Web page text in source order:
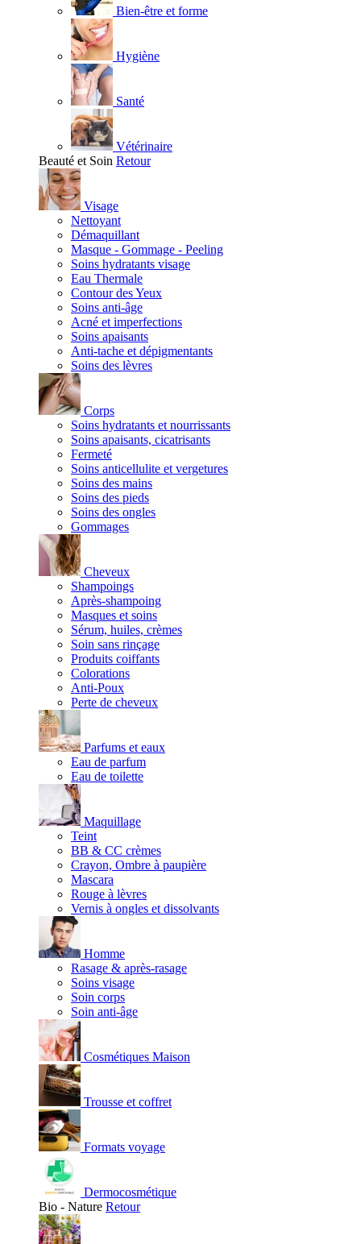
Bien-être et forme
Hygiène
Santé
Vétérinaire
Beauté et Soin Retour
Visage
Nettoyant
Démaquillant
Masque - Gommage - Peeling
Soins hydratants visage
Eau Thermale
Contour des Yeux
Soins anti-âge
Acné et imperfections
Soins apaisants
Anti-tache et dépigmentants
Soins des lèvres
Corps
Soins hydratants et nourrissants
Soins apaisants, cicatrisants
Fermeté
Soins anticellulite et vergetures
Soins des mains
Soins des pieds
Soins des ongles
Gommages
Cheveux
Shampoings
Après-shampoing
Masques et soins
Sérum, huiles, crèmes
Soin sans rinçage
Produits coiffants
Colorations
Anti-Poux
Perte de cheveux
Parfums et eaux
Eau de parfum
Eau de toilette
Maquillage
Teint
BB & CC crèmes
Crayon, Ombre à paupière
Mascara
Rouge à lèvres
Vernis à ongles et dissolvants
Homme
Rasage & après-rasage
Soins visage
Soin corps
Soin anti-âge
Cosmétiques Maison
Trousse et coffret
Formats voyage
Dermocosmétique
Bio - Nature Retour